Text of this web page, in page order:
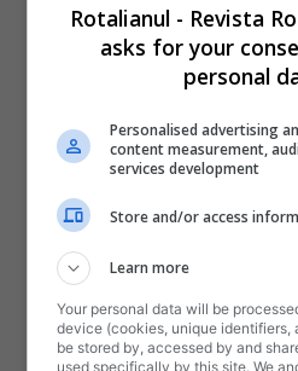
Rotalianul - Revista
asks for your
personal
Personalised advertising
content measurement,
services development
Store and/or access
Learn more
Your personal data will be
device (cookies, unique identifiers,
be stored by, accessed by and
used specifically by this site. We